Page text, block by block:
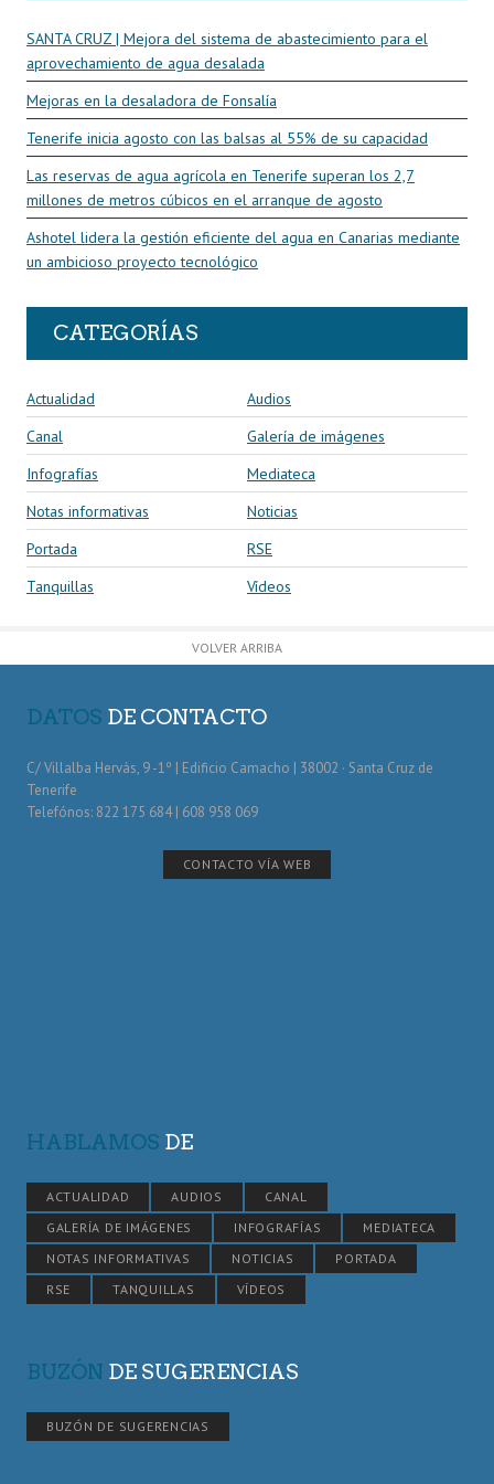
SANTA CRUZ | Mejora del sistema de abastecimiento para el
aprovechamiento de agua desalada
Mejoras en la desaladora de Fonsalía
Tenerife inicia agosto con las balsas al 55% de su capacidad
Las reservas de agua agrícola en Tenerife superan los 2,7
millones de metros cúbicos en el arranque de agosto
Ashotel lidera la gestión eficiente del agua en Canarias mediante
un ambicioso proyecto tecnológico
CATEGORÍAS
Actualidad
Audios
Canal
Galería de imágenes
Infografías
Mediateca
Notas informativas
Noticias
Portada
RSE
Tanquillas
Vídeos
VOLVER ARRIBA
DATOS DE CONTACTO
C/ Villalba Hervás, 9 -1º | Edificio Camacho | 38002 · Santa Cruz de
Tenerife
Telefónos: 822 175 684 | 608 958 069
CONTACTO VÍA WEB
HABLAMOS DE
ACTUALIDAD AUDIOS
CANAL
GALERÍA DE IMÁGENES
INFOGRAFÍAS
MEDIATECA
NOTAS INFORMATIVAS
NOTICIAS
PORTADA
RSE
TANQUILLAS VÍDEOS
BUZÓN DE SUGERENCIAS
BUZÓN DE SUGERENCIAS